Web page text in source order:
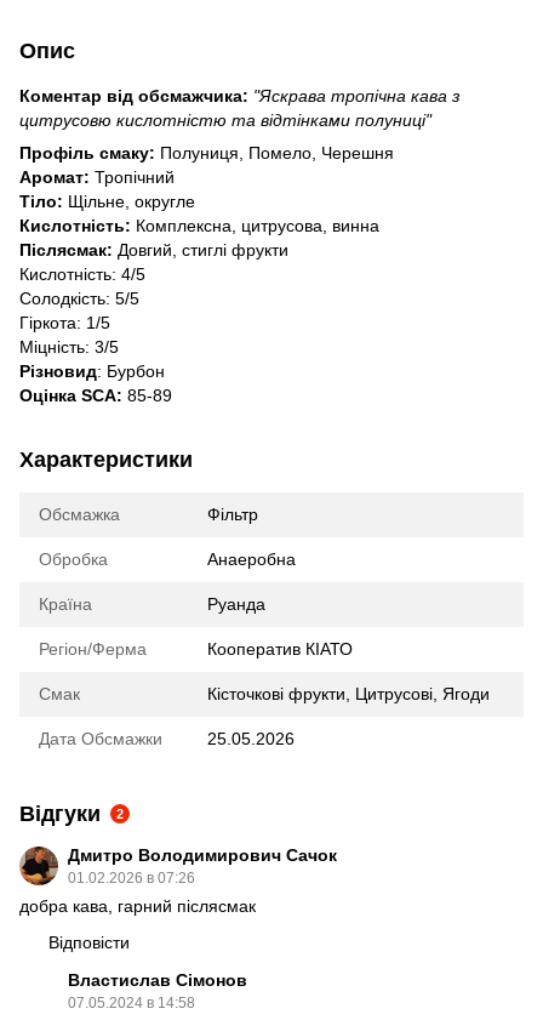
Опис
Коментар від обсмажчика: "Яскрава тропічна кава з
цитрусовю кислотністю та відтінками полуниці"
Профіль смаку: Полуниця, Помело, Черешня
Аромат: Тропічний
Тіло: Щільне, округле
Кислотність: Комплексна, цитрусова, винна
Післясмак: Довгий, стиглі фрукти
Кислотність: 4/5
Солодкість: 5/5
Гіркота: 1/5
Міцність: 3/5
Різновид: Бурбон
Оцінка SCA: 85-89
Характеристики
Обсмажка Фільтр
Обробка Анаеробна
Країна Руанда
Регіон/Ферма Кооператив КІАТО
Смак Кісточкові фрукти, Цитрусові, Ягоди
Дата Обсмажки 25.05.2026
Відгуки 2
Дмитро Володимирович Сачок
01.02.2026 в 07:26
добра кава, гарний післясмак
Відповісти
Властислав Сімонов
07.05.2024 в 14:58